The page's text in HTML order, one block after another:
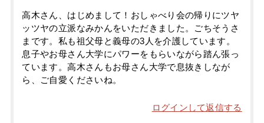
高木さん、はじめまして！おしゃべり会の帰りにツヤ
ッツヤの立派なみかんをいただきました。ごちそうさ
まです。私も祖父母と義母の3人を介護しています。
息子やお母さん大学にパワーをもらいながら踏ん張っ
ています。高木さんもお母さん大学で息抜きしなが
ら、ご自愛くださいね。
ログインして返信する